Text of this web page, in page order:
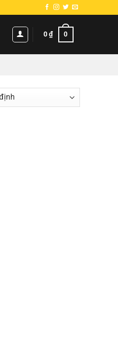
0₫ 0